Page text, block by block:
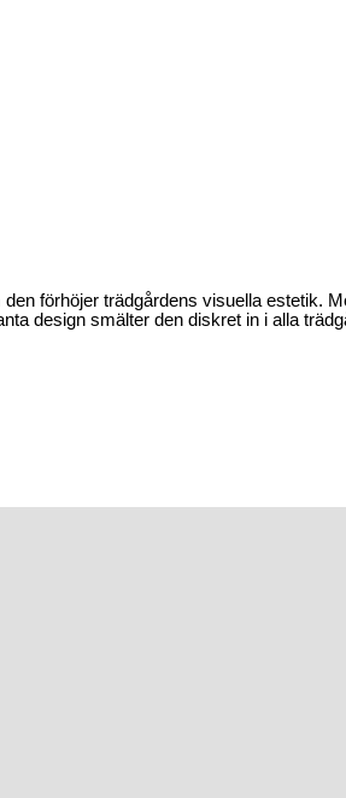
förhöjer trädgårdens visuella estetik.
design smälter den diskret in i alla